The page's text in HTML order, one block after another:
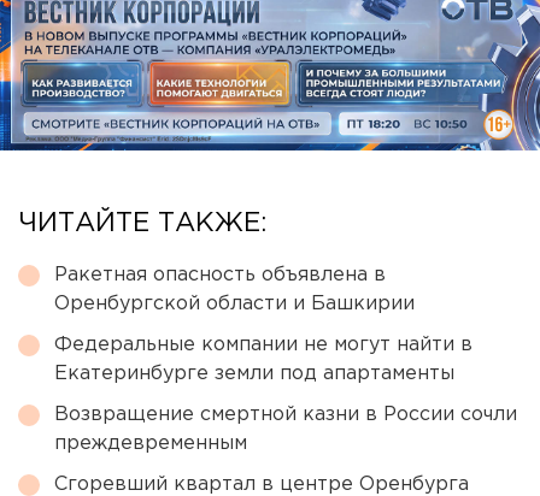
ЧИТАЙТЕ ТАКЖЕ:
Ракетная опасность объявлена в
Оренбургской области и Башкирии
Федеральные компании не могут найти в
Екатеринбурге земли под апартаменты
Возвращение смертной казни в России сочли
преждевременным
Сгоревший квартал в центре Оренбурга